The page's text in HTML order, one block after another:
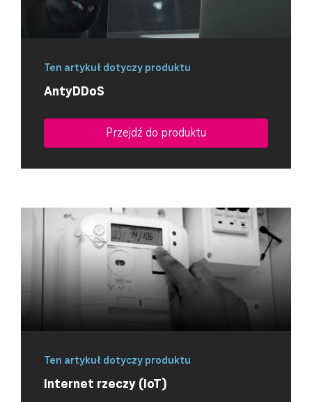
Ten artykuł dotyczy produktu
AntyDDoS
Przejdź do produktu
Ten artykuł dotyczy produktu
Internet rzeczy (IoT)